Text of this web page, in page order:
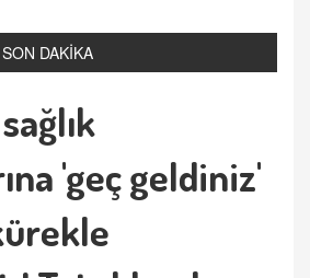
SON DAKİKA
'geç geldiniz'